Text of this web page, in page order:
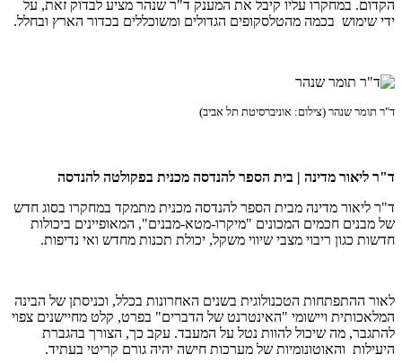
הקדום. במחקרו עליו קיבל את המענק ד"ר שנהר מציע לבדוק זאת, על
ידי שימוש בכמה מהטלסקופים הגדולים ומשוכללים בכדור הארץ ובחלל.
ד"ר תומר שנהר (צילום: אוניברסיטת תל אביב)
ד"ר ליאור מדינה | בית הספר להנדסה מכנית בפקולטה להנדסה
ד"ר ליאור מדינה מבית הספר להנדסה מכנית מתמקד במחקרו בסוג חדש
של מבנים חכמים המכונים "מיקרו-מטא-מבנים", המאופיינים ביכולות
חדשות כגון ריבוי מצבי שיווי משקל, יכולת תכנות מחדש ואי נדיפות.
לאור ההתפתחות הטכנולוגית בשנים האחרונות בכלל, וכניסתן של הבינה
המלאכותית ויישומי "האינטרנט של הדברים" בפרט, קלט מחיישנים צפוי
להתגבר, מה שיכול להוות נטל על המעבד. עקב כך, הצורך בהגברת
היעילות והאוטונומיות של מערכות חישה יהיה גורם קריטי בעתיד.